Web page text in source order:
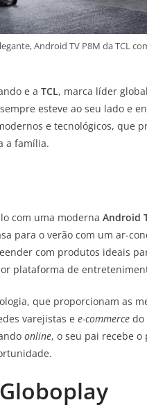
Android TV P8M da TCL
e a TCL, marca líder
esteve ao seu lado e
e tecnológicos, que
a família.
com uma moderna Android
para o verão com um ar-
com produtos ideais
plataforma de
que proporcionam as
varejistas e e-commerce do
online, o seu pai recebe o